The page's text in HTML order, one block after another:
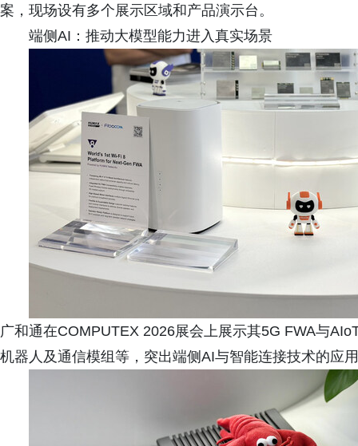
案，现场设有多个展示区域和产品演示台。
端侧AI：推动大模型能力进入真实场景
广和通在COMPUTEX 2026展会上展示其5G FWA与
机器人及通信模组等，突出端侧AI与智能连接技术的应